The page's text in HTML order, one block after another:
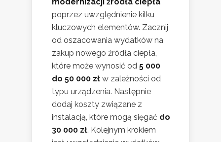
poprzez uwzględnienie kilku
kluczowych elementów. Zacznij
od oszacowania wydatków na
zakup nowego źródła ciepła,
które może wynosić od 5 000
do 50 000 zł w zależności od
typu urządzenia. Następnie
dodaj koszty związane z
instalacją, które mogą sięgać do
30 000 zł. Kolejnym krokiem